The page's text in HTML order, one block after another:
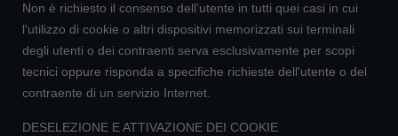
Non è richiesto il consenso dell’utente in tutti quei casi in cui
l'utilizzo di cookie o altri dispositivi memorizzati sui terminali
degli utenti o dei contraenti serva esclusivamente per scopi
tecnici oppure risponda a specifiche richieste dell'utente o del
contraente di un servizio Internet.
DESELEZIONE E ATTIVAZIONE DEI COOKIE